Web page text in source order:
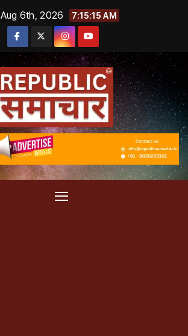
6th, 2026 7:15:16 AM